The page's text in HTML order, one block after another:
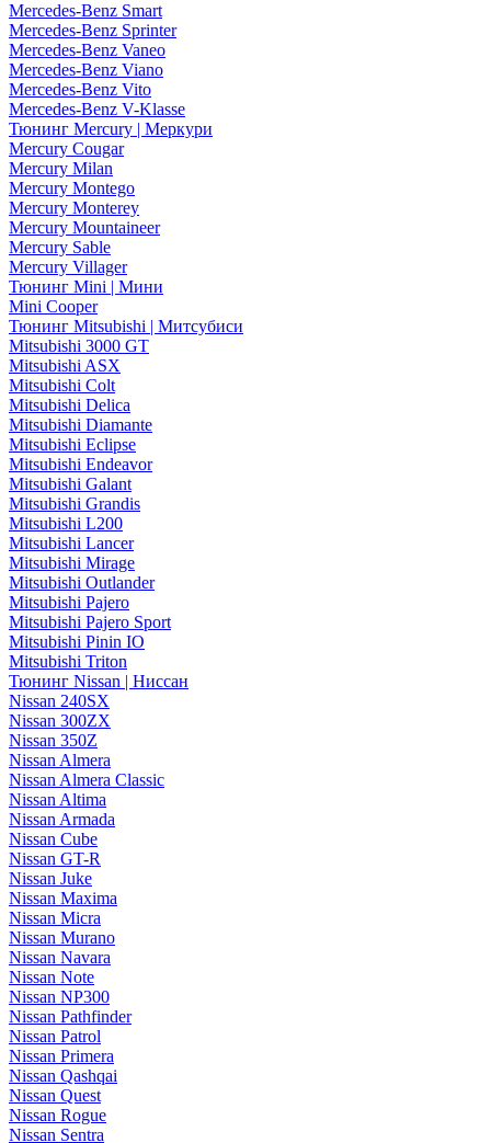
Mercedes-Benz Smart
Mercedes-Benz Sprinter
Mercedes-Benz Vaneo
Mercedes-Benz Viano
Mercedes-Benz Vito
Mercedes-Benz V-Klasse
Тюнинг Mercury | Меркури
Mercury Cougar
Mercury Milan
Mercury Montego
Mercury Monterey
Mercury Mountaineer
Mercury Sable
Mercury Villager
Тюнинг Mini | Мини
Mini Cooper
Тюнинг Mitsubishi | Митсубиси
Mitsubishi 3000 GT
Mitsubishi ASX
Mitsubishi Colt
Mitsubishi Delica
Mitsubishi Diamante
Mitsubishi Eclipse
Mitsubishi Endeavor
Mitsubishi Galant
Mitsubishi Grandis
Mitsubishi L200
Mitsubishi Lancer
Mitsubishi Mirage
Mitsubishi Outlander
Mitsubishi Pajero
Mitsubishi Pajero Sport
Mitsubishi Pinin IO
Mitsubishi Triton
Тюнинг Nissan | Ниссан
Nissan 240SX
Nissan 300ZX
Nissan 350Z
Nissan Almera
Nissan Almera Classic
Nissan Altima
Nissan Armada
Nissan Cube
Nissan GT-R
Nissan Juke
Nissan Maxima
Nissan Micra
Nissan Murano
Nissan Navara
Nissan Note
Nissan NP300
Nissan Pathfinder
Nissan Patrol
Nissan Primera
Nissan Qashqai
Nissan Quest
Nissan Rogue
Nissan Sentra